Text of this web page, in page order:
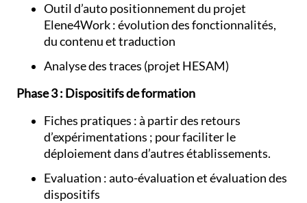
Outil d’auto positionnement du projet
Elene4Work : évolution des fonctionnalités,
du contenu et traduction
Analyse des traces (projet HESAM)
Phase 3 : Dispositifs de formation
Fiches pratiques : à partir des retours
d’expérimentations ; pour faciliter le
déploiement dans d’autres établissements.
Evaluation : auto-évaluation et évaluation des
dispositifs